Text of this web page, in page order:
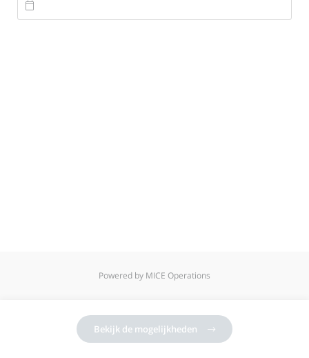

Powered by MICE Operations
Bekijk de mogelijkheden